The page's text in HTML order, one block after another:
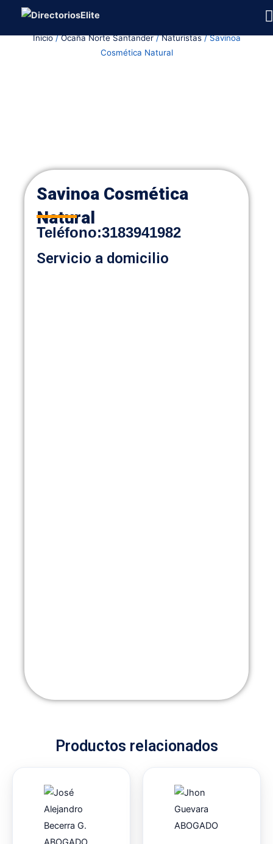
contenidoInicio/Ocaña Norte Santander/Naturistas/ Savinoa
Cosmética Natural
Savinoa Cosmética
Natural
Teléfono:3183941982
Servicio a domicilio
Productos relacionados